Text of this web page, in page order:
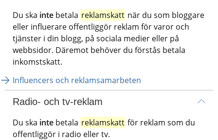
Du ska inte betala reklamskatt när du som bloggare
eller influerare offentliggör reklam för varor och
tjänster i din blogg, på sociala medier eller på
webbsidor. Däremot behöver du förstås betala
inkomstskatt.
Influencers och reklamsamarbeten
Radio- och tv-reklam
Du ska inte betala reklamskatt för reklam som du
offentliggör i radio eller tv.